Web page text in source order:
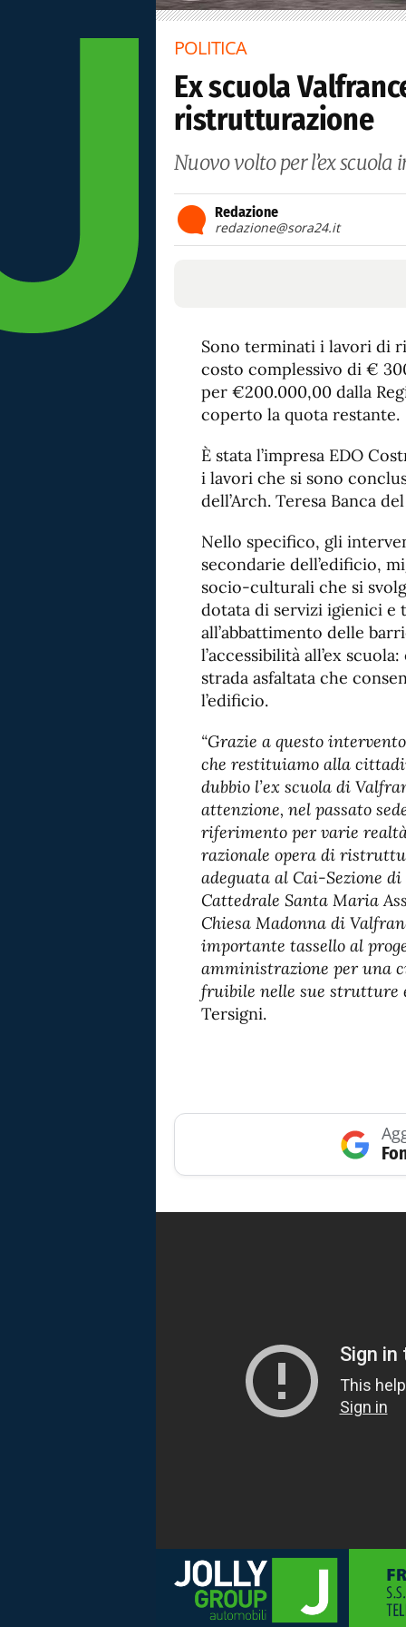
POLITICA
Ex scuola
ristrutturazione
Nuovo volto per l’ex scuola
Redazione
redazione@sora24.it
Sono terminati i lavori di
costo complessivo di €
per €200.000,00 dalla
coperto la quota restante.
È stata l’impresa EDO
i lavori che si sono
dell’Arch. Teresa Banca
Nello specifico, gli
secondarie dell’edificio,
socio-culturali che si
dotata di servizi igienici e
all’abbattimento delle
l’accessibilità all’ex
strada asfaltata che
l’edificio.
“Grazie a questo
che restituiamo alla
dubbio l’ex scuola di
attenzione, nel passato
riferimento per varie
razionale opera di
adeguata al Cai-Sezione di
Cattedrale Santa Maria
Chiesa Madonna di
importante tassello al
amministrazione per una
fruibile nelle sue strutture
Tersigni.